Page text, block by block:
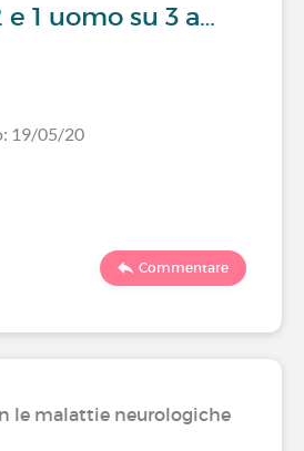
1 uomo su 3 a…
19/05/20
Commentare
le malattie neurologiche